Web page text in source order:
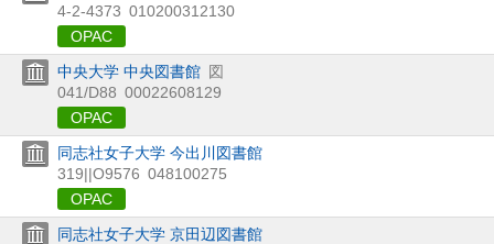
4-2-4373 010200312130
OPAC
中央大学 中央図書館 図
041/D88 00022608129
OPAC
同志社女子大学 今出川図書館
319||O9576 048100275
OPAC
同志社女子大学 京田辺図書館